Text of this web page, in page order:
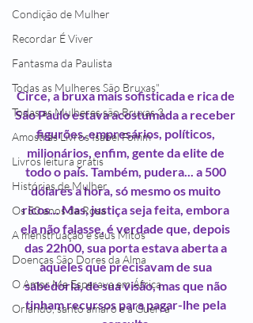
Condição de Mulher
Recordar É Viver
Fantasma da Paulista
Todas as Mulheres São Bruxas"
Todas as Mulheres são Bruxas 3
Amostras Livros Isabel Fomm
Livros leitura grátis
Histórias de Mulher
Os 50 anos da Rosa
A menstruação e seus Mitos
Doenças São Dores da Alma
O Amor Me Esperava em África
Orlando, santo amaro e a Guerra
Circe, a bruxa mais sofisticada e rica de
São Paulo estava acostumada a receber
figurões, empresários, políticos,
milionários, enfim, gente da elite de
todo o país. Também, pudera... a 500
dólares a hora, só mesmo os muito
ricos... Mas, justiça seja feita, embora
ela não falasse, é verdade que, depois
das 22h00, sua porta estava aberta a
aqueles que precisavam de sua
sabedoria, de sua visão, mas que não
tinham recursos para pagar-lhe pela